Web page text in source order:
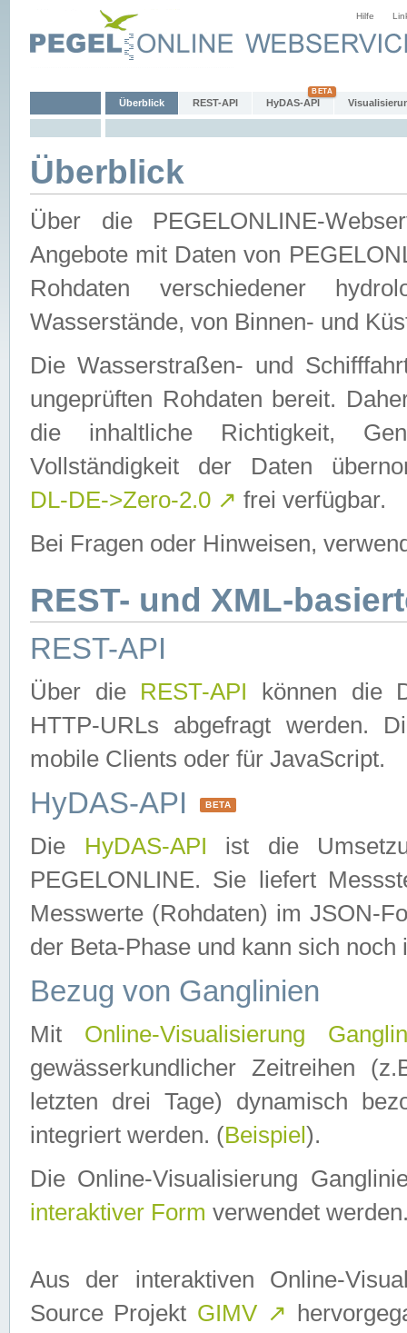
Hilfe
Überblick REST-API HyDAS-API
Überblick
Über die PEGELONLINE-
Angebote mit Daten von
Rohdaten verschiedener
Wasserstände, von Binnen- und
Die Wasserstraßen- und
ungeprüften Rohdaten bereit.
die inhaltliche Richtigkeit,
Vollständigkeit der Daten
DL-DE->Zero-2.0 ↗ frei verfügbar.
Bei Fragen oder Hinweisen,
REST- und XML-
REST-API
Über die REST-API können die
HTTP-URLs abgefragt werden.
mobile Clients oder für JavaScript.
HyDAS-API BETA
Die HyDAS-API ist die
PEGELONLINE. Sie liefert
Messwerte (Rohdaten) im JSON-
der Beta-Phase und kann sich noch
Bezug von Ganglinien
Mit Online-Visualisierung
gewässerkundlicher Zeitreihen
letzten drei Tage) dynamisch
integriert werden. (Beispiel ).
Die Online-Visualisierung
interaktiver Form verwendet
Aus der interaktiven Online-
Source Projekt GIMV ↗